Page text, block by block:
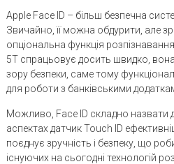
Apple Face ID – більш безпечна
Звичайно, її можна обдурити, але
опціональна функція
5T спрацьовує досить швидко,
зору безпеки, саме тому
для роботи з банківськими
Можливо, Face ID складно назвати
аспектах датчик Touch ID
поєднує зручність і безпеку, що
існуючих на сьогодні технологій